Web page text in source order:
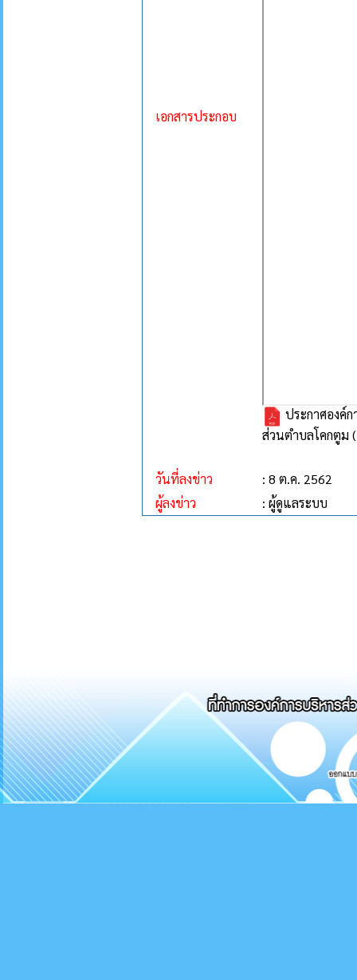
เอกสารประกอบ
ประกาศองค์
ส่วนตำบลโคกตูม
วันที่ลงข่าว
: 8 ต.ค. 2562
ผู้ลงข่าว
: ผู้ดูแลระบบ